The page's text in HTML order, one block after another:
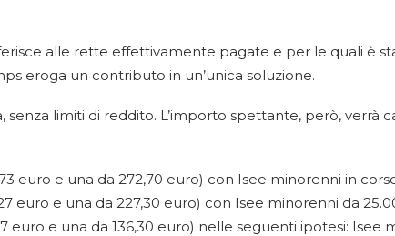
alle rette effettivamente pagate e per le quali è
eroga un contributo in un’unica soluzione.
limiti di reddito. L’importo spettante, però, verrà
euro e una da 272,70 euro) con Isee minorenni in
euro e una da 227,30 euro) con Isee minorenni da
euro e una da 136,30 euro) nelle seguenti ipotesi: